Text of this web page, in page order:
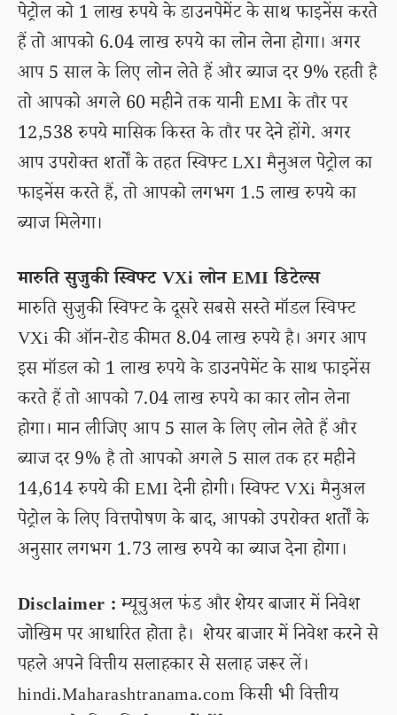
पेट्रोल को 1 लाख रुपये के डाउनपेमेंट के साथ फाइनेंस करते
हैं तो आपको 6.04 लाख रुपये का लोन लेना होगा। अगर
आप 5 साल के लिए लोन लेते हैं और ब्याज दर 9% रहती है
तो आपको अगले 60 महीने तक यानी EMI के तौर पर
12,538 रुपये मासिक किस्त के तौर पर देने होंगे. अगर
आप उपरोक्त शर्तों के तहत स्विफ्ट LXI मैनुअल पेट्रोल का
फाइनेंस करते हैं, तो आपको लगभग 1.5 लाख रुपये का
ब्याज मिलेगा।
मारुति सुजुकी स्विफ्ट VXi लोन EMI डिटेल्स
मारुति सुजुकी स्विफ्ट के दूसरे सबसे सस्ते मॉडल स्विफ्ट
VXi की ऑन-रोड कीमत 8.04 लाख रुपये है। अगर आप
इस मॉडल को 1 लाख रुपये के डाउनपेमेंट के साथ फाइनेंस
करते हैं तो आपको 7.04 लाख रुपये का कार लोन लेना
होगा। मान लीजिए आप 5 साल के लिए लोन लेते हैं और
ब्याज दर 9% है तो आपको अगले 5 साल तक हर महीने
14,614 रुपये की EMI देनी होगी। स्विफ्ट VXi मैनुअल
पेट्रोल के लिए वित्तपोषण के बाद, आपको उपरोक्त शर्तों के
अनुसार लगभग 1.73 लाख रुपये का ब्याज देना होगा।
Disclaimer :म्यूचुअल फंड और शेयर बाजार में निवेश
जोखिम पर आधारित होता है। शेयर बाजार में निवेश करने से
पहले अपने वित्तीय सलाहकार से सलाह जरूर लें।
hindi.Maharashtranama.com किसी भी वित्तीय